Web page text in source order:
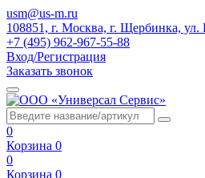
usm@us-m.ru
108851, г. Москва, г. Щербинка, ул.
+7 (495) 962-967-55-88
Вход/Регистрация
Заказать звонок
0
Корзина 0
0
Корзина 0